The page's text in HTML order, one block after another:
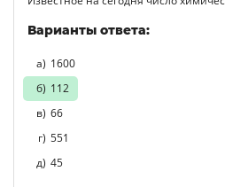
Варианты ответа:
1600
112
66
551
45